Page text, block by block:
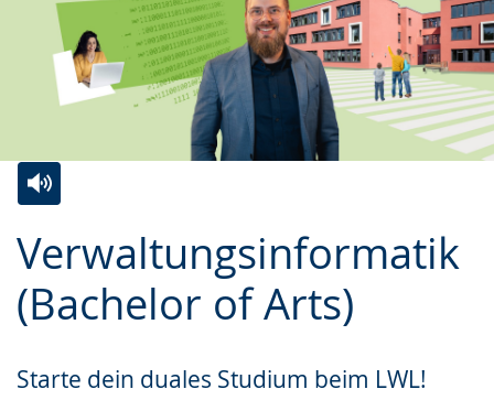
Verwaltungsinformatik
(Bachelor of Arts)
Starte dein duales Studium beim LWL!
Leichten
Sprache
wechseln.
Audio-
Unterstützung.
Video
in
Deutscher
wird